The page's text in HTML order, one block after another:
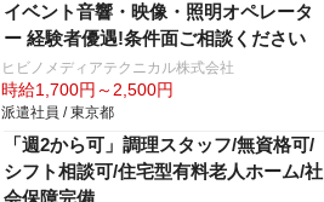
イベント音響・映像・照明オペレータ
ー 経験者優遇!条件面ご相談ください
ヒビノメディアテクニカル株式会社
時給1,700円～2,500円
派遣社員 / 東京都
「週2から可」調理スタッフ/無資格可/
シフト相談可/住宅型有料老人ホーム/社
会保障完備